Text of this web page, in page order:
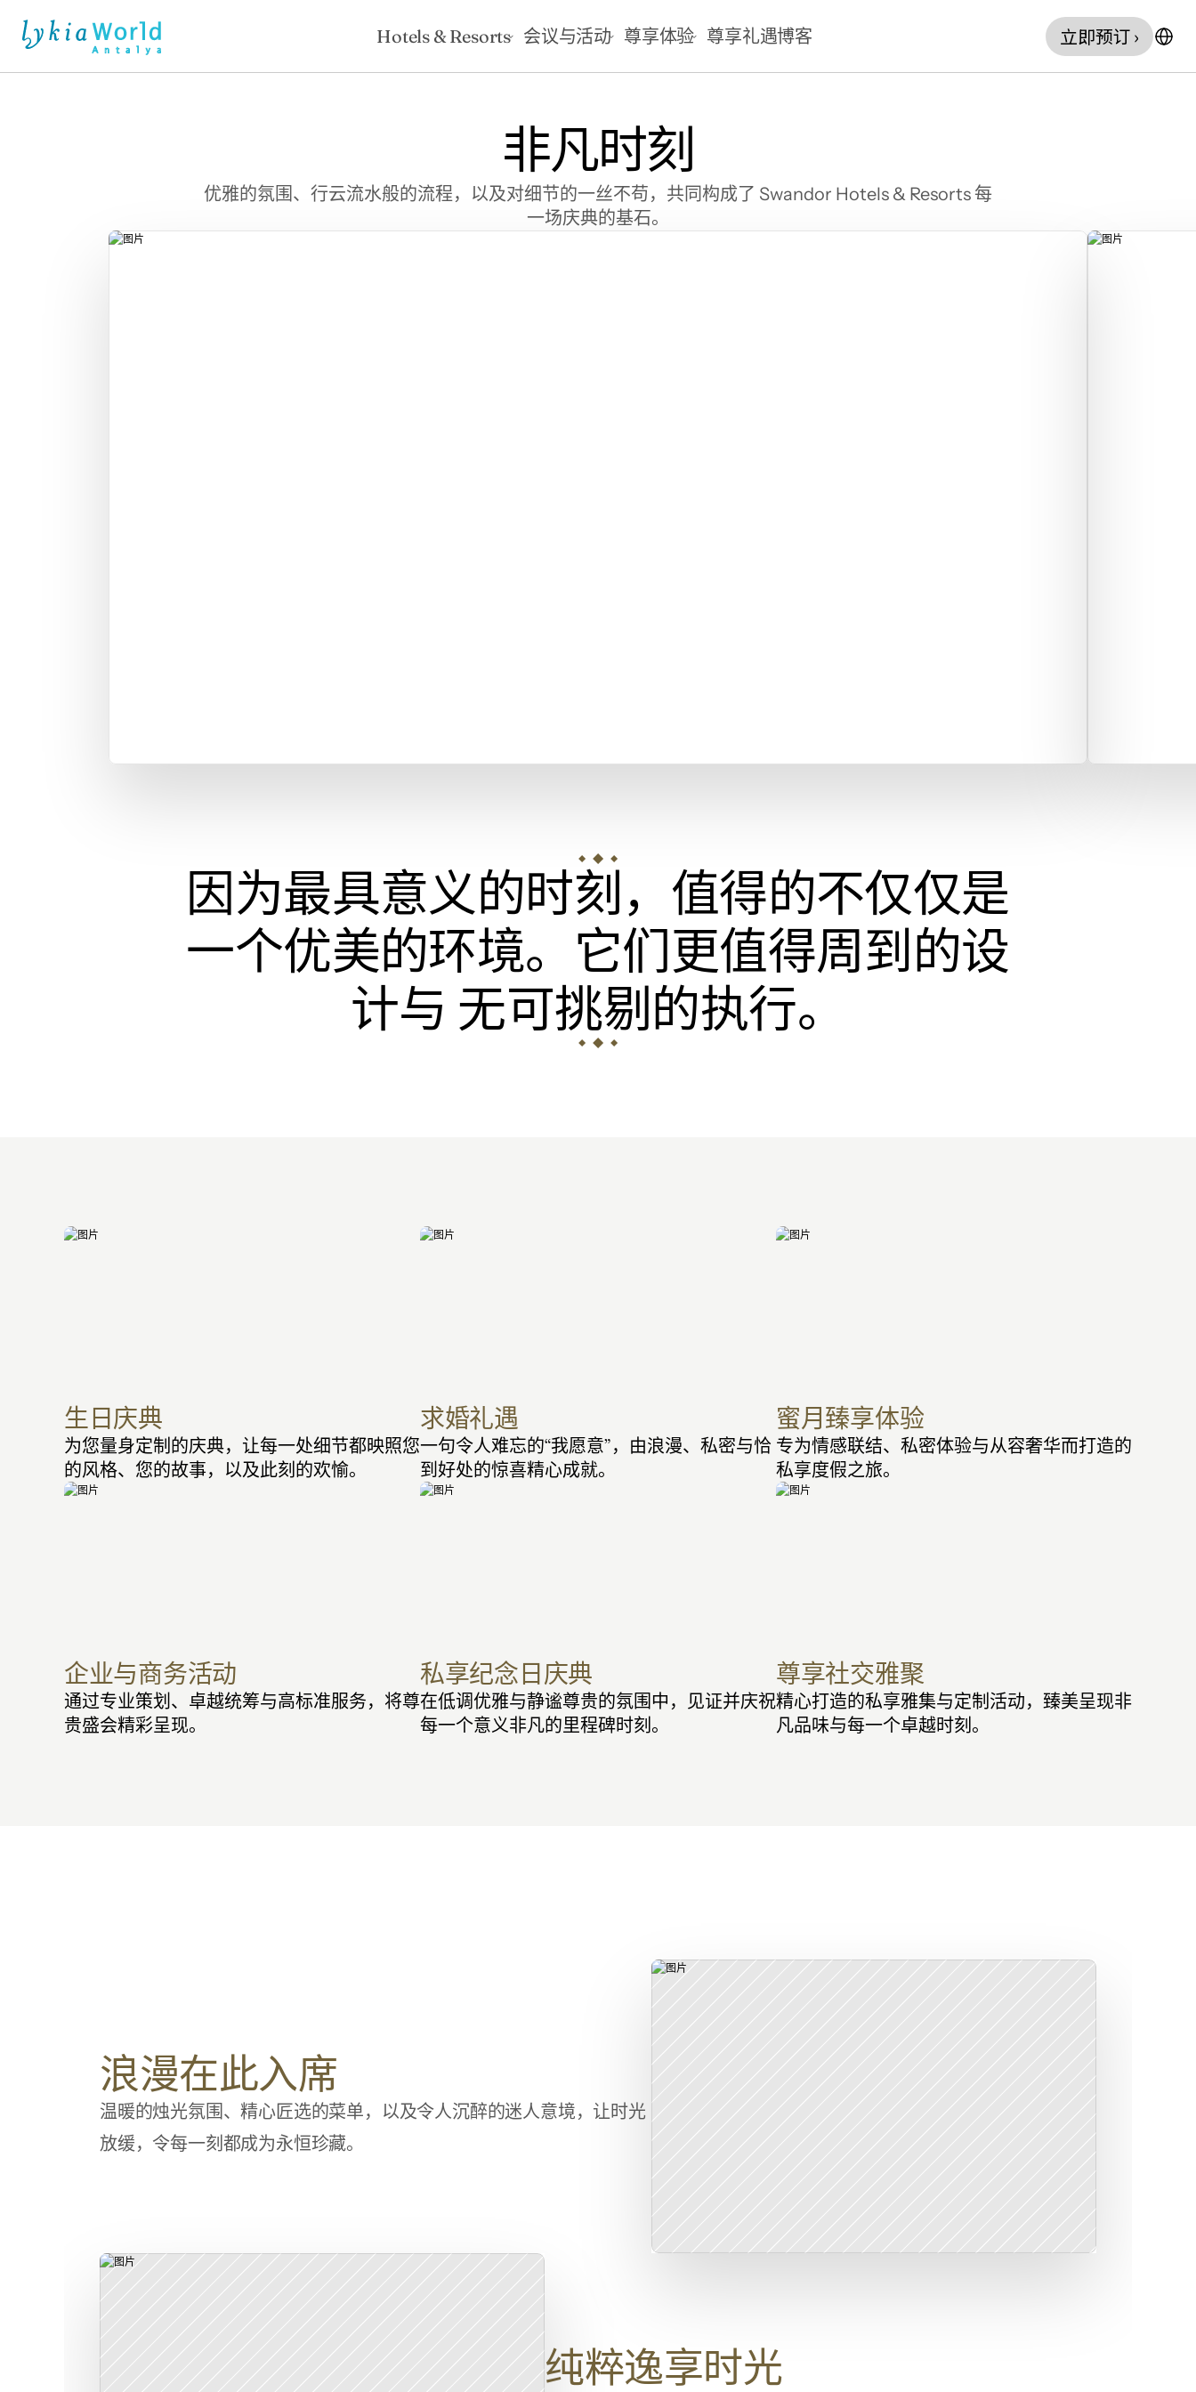
非凡时刻
优雅的氛围、行云流水般的流程，以及对细节的一丝不苟，共同构成了 Swandor Hotels & Resorts 每
一场庆典的基石。
因为最具意义的时刻，值得的不仅仅是
一个优美的环境。它们更值得周到的设
计与 无可挑剔的执行。
生日庆典
为您量身定制的庆典，让每一处细节都映照您
的风格、您的故事，以及此刻的欢愉。
求婚礼遇
一句令人难忘的“我愿意”，由浪漫、私密与恰
到好处的惊喜精心成就。
蜜月臻享体验
专为情感联结、私密体验与从容奢华而打造的
私享度假之旅。
企业与商务活动
通过专业策划、卓越统筹与高标准服务，将尊
贵盛会精彩呈现。
私享纪念日庆典
在低调优雅与静谧尊贵的氛围中，见证并庆祝
每一个意义非凡的里程碑时刻。
尊享社交雅聚
精心打造的私享雅集与定制活动，臻美呈现非
凡品味与每一个卓越时刻。
浪漫在此入席
温暖的烛光氛围、精心匠选的菜单，以及令人沉醉的迷人意境，让时光
放缓，令每一刻都成为永恒珍藏。
纯粹逸享时光
Hotels & Resorts 会议与活动 尊享体验 尊享礼遇博客 立即预订 ›